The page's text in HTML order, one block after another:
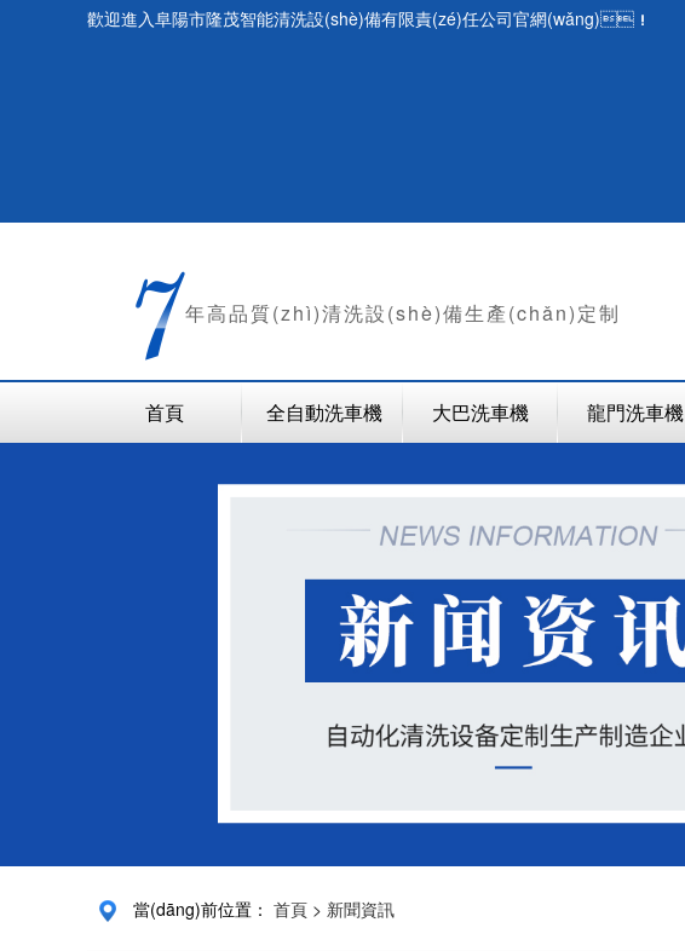
歡迎進入阜陽市隆茂智能清洗設(shè)備有限責(zé)任公司官網(wǎng)！
年高品質(zhì)清洗設(shè)備生產(chǎn)定制
首頁 全自動洗車機 大巴洗車機 龍門洗車機
當(dāng)前位置： 首頁 > 新聞資訊